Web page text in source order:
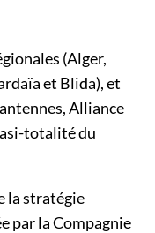
(Alger,
et Blida), et
Alliance
totalité du
la stratégie
par la Compagnie